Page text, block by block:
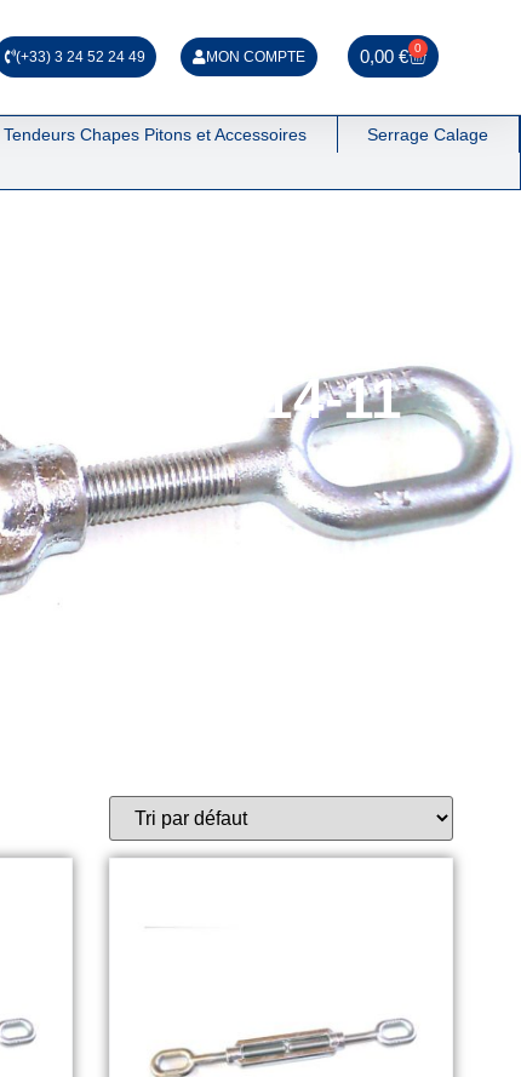
(+33) 3 24 52 24 49 MON COMPTE 0,00€ 0
Tendeurs Chapes Pitons et Accessoires
Serrage Calage
SN° 114-11